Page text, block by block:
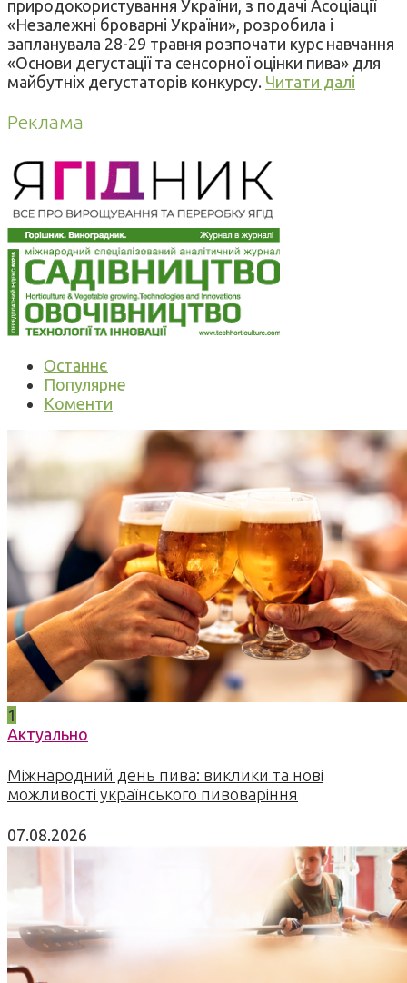
природокористування України, з подачі Асоціації
«Незалежні броварні України», розробила і
запланувала 28-29 травня розпочати курс навчання
«Основи дегустації та сенсорної оцінки пива» для
майбутніх дегустаторів конкурсу. Читати далі
Реклама
Останнє
Популярне
Коменти
1
Актуально
Міжнародний день пива: виклики та нові
можливості українського пивоваріння
07.08.2026